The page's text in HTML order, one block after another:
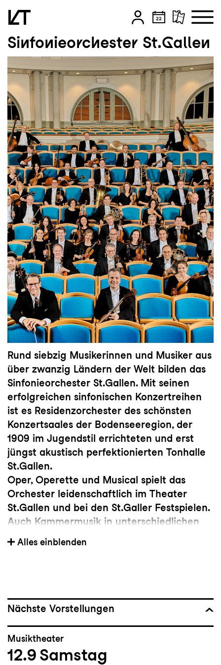
Zum Hauptinhalt springen
Zum Footer springen
Sinfonieorchester St.Gallen
Rund siebzig Musikerinnen und Musiker aus
über zwanzig Ländern der Welt bilden das
Sinfonieorchester St.Gallen. Mit seinen
erfolgreichen sinfonischen Konzertreihen
ist es Residenzorchester des schönsten
Konzertsaales der Bodenseeregion, der
1909 im Jugendstil errichteten und erst
jüngst akustisch perfektionierten Tonhalle
St.Gallen.
Oper, Operette und Musical spielt das
Orchester leidenschaftlich im Theater
St.Gallen und bei den St.Galler Festspielen.
Auch Kammermusik in unterschiedlichen
Facetten wird als selbstverständlicher Teil
der künstlerischen Arbeit gesehen, einmal
zum anderen im vom Orchester
international renommierten Stars der
Kammermusikszene. Ausserdem widmet
sich das Orchester der Jugendarbeit und
Alles einblenden
Nächste Vorstellungen
Musiktheater
12.9 Samstag